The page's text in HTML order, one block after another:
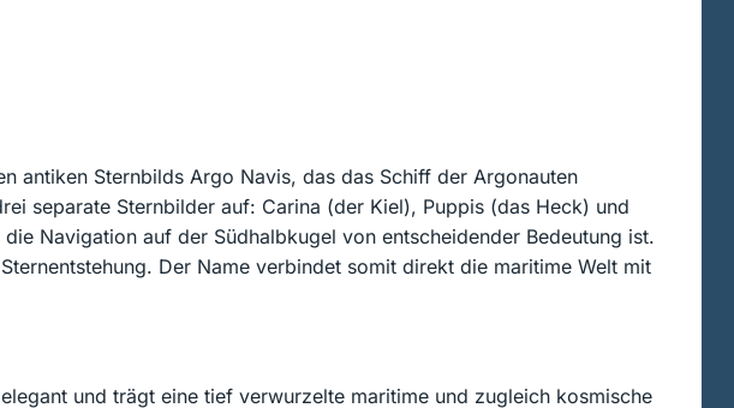
antiken Sternbilds Argo Navis, das das Schiff der Argonauten
separate Sternbilder auf: Carina (der Kiel), Puppis (das Heck) und
Navigation auf der Südhalbkugel von entscheidender Bedeutung ist.
Der Name verbindet somit direkt die maritime Welt mit
und trägt eine tief verwurzelte maritime und zugleich kosmische